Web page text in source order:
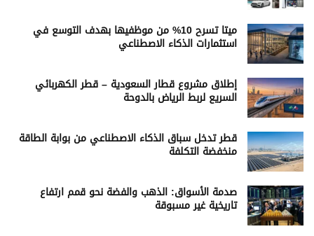
ميتا تسرح 10% من موظفيها بهدف التوسع في
استثمارات الذكاء الاصطناعي
إطلاق مشروع قطار السعودية – قطر الكهربائي
السريع لربط الرياض بالدوحة
قطر تدخل سباق الذكاء الاصطناعي من بوابة الطاقة
منخفضة التكلفة
صدمة الأسواق: الذهب والفضة نحو قمم ارتفاع
تاريخية غير مسبوقة